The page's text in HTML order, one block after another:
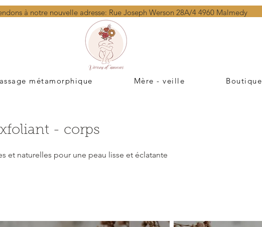
à notre nouvelle adresse: Rue Joseph Werson 28A/4 4960 Malmedy
métamorphique Mère - veille Boutique
- corps
et naturelles pour une peau lisse et éclatante